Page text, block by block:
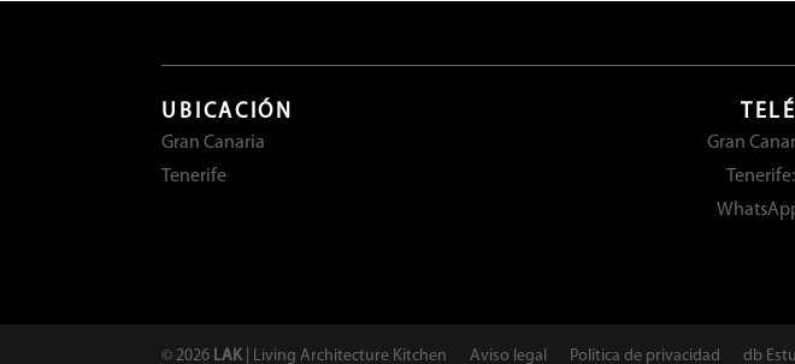
UBICACIÓN
Gran Canaria
Tenerife
Gran
©2026 LAK | Living Architecture Kitchen Aviso legal Política de privacidad db